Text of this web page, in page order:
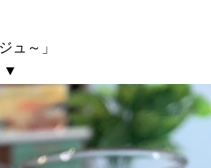
ュ～」
▼